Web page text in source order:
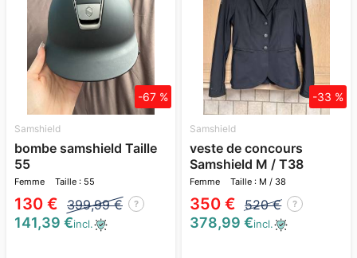
Samshield
bombe samshield Taille
55
Femme Taille : 55
130 € 399,99 € ?
-67 %
141,39 €incl.
Samshield
veste de concours
Samshield M / T38
Femme Taille : M / 38
350 € 520 € ?
-33 %
378,99 €incl.